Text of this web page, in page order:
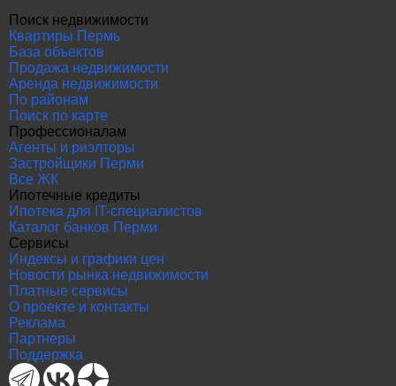
Поиск недвижимости
Квартиры Пермь
База объектов
Продажа недвижимости
Аренда недвижимости
По районам
Поиск по карте
Профессионалам
Агенты и риэлторы
Застройщики Перми
Все ЖК
Ипотечные кредиты
Ипотека для IT-специалистов
Каталог банков Перми
Сервисы
Индексы и графики цен
Новости рынка недвижимости
Платные сервисы
О проекте и контакты
Реклама
Партнеры
Поддержка